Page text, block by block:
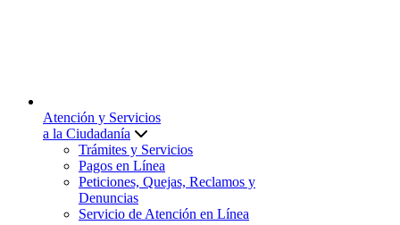
Atención y Servicios
a la Ciudadanía
Trámites y Servicios
Pagos en Línea
Peticiones, Quejas, Reclamos y
Denuncias
Servicio de Atención en Línea